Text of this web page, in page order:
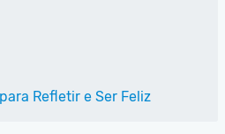
Refletir e Ser Feliz